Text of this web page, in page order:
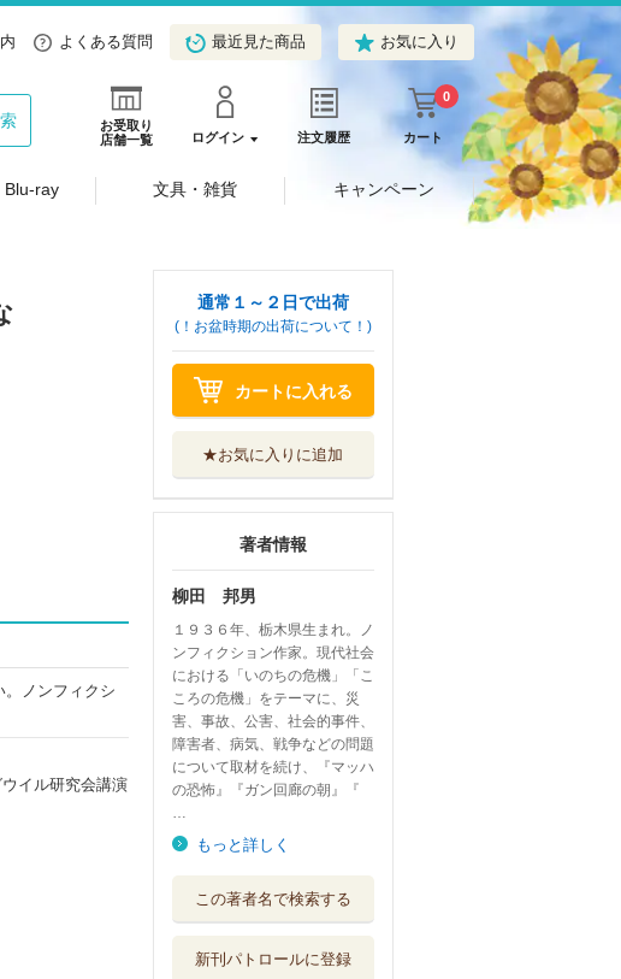
よくある質問 最近見た商品 お気に入り
お受取り
店舗一覧
ログイン 注文履歴 カート
0
Blu-ray 文具・雑貨 キャンペーン
。ノンフィクシ
イル研究会講演
通常１～２日で出荷
(！お盆時期の出荷について！)
カートに入れる
★お気に入りに追加
著者情報
柳田 邦男
１９３６年、栃木県生まれ。ノ
ンフィクション作家。現代社会
における「いのちの危機」「こ
ころの危機」をテーマに、災
害、事故、公害、社会的事件、
障害者、病気、戦争などの問題
について取材を続け、『マッハ
の恐怖』『ガン回廊の朝』『
…
もっと詳しく
この著者名で検索する
新刊パトロールに登録
一冊の絵本
砂漠でみつけた一